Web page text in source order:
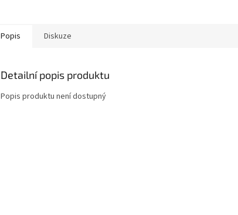
Popis Diskuze
Detailní popis produktu
Popis produktu není dostupný